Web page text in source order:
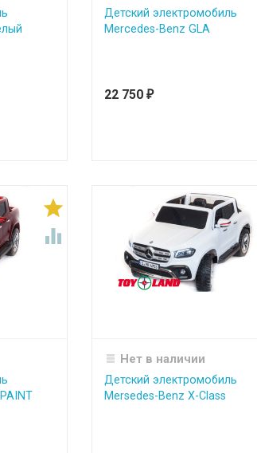
Детский электромобиль
Mercedes-Benz GLA
22 750₽


Нет в наличии
Детский электромобиль
Mersedes-Benz X-Class